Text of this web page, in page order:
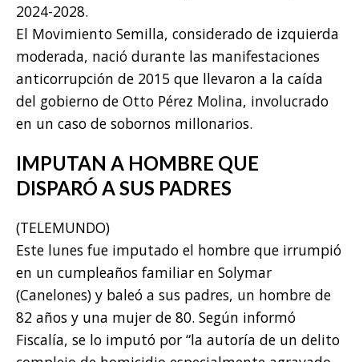
2024-2028.
El Movimiento Semilla, considerado de izquierda
moderada, nació durante las manifestaciones
anticorrupción de 2015 que llevaron a la caída
del gobierno de Otto Pérez Molina, involucrado
en un caso de sobornos millonarios.
IMPUTAN A HOMBRE QUE
DISPARÓ A SUS PADRES
(TELEMUNDO)
Este lunes fue imputado el hombre que irrumpió
en un cumpleaños familiar en Solymar
(Canelones) y baleó a sus padres, un hombre de
82 años y una mujer de 80. Según informó
Fiscalía, se lo imputó por “la autoría de un delito